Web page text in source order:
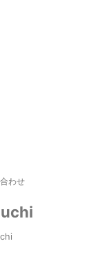
わせ